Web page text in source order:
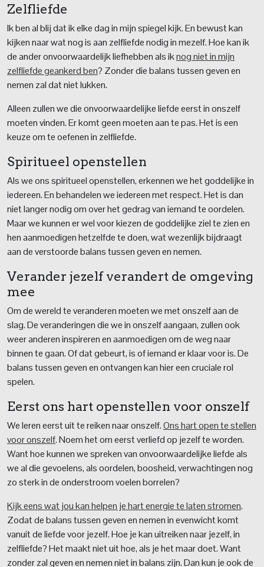
Zelfliefde
Ik ben al blij dat ik elke dag in mijn spiegel kijk. En bewust kan
kijken naar wat nog is aan zelfliefde nodig in mezelf. Hoe kan ik
de ander onvoorwaardelijk liefhebben als iknog niet in mijn
zelfliefde geankerd ben? Zonder die balans tussen geven en
nemen zal dat niet lukken.
Alleen zullen we die onvoorwaardelijke liefde eerst in onszelf
moeten vinden. Er komt geen moeten aan te pas. Het is een
keuze om te oefenen in zelfliefde.
Spiritueel openstellen
Als we ons spiritueel openstellen, erkennen we het goddelijke in
iedereen. En behandelen we iedereen met respect. Het is dan
niet langer nodig om over het gedrag van iemand te oordelen.
Maar we kunnen er wel voor kiezen de goddelijke ziel te zien en
hen aanmoedigen hetzelfde te doen, wat wezenlijk bijdraagt
aan de verstoorde balans tussen geven en nemen.
Verander jezelf verandert de omgeving
mee
Om de wereld te veranderen moeten we met onszelf aan de
slag. De veranderingen die we in onszelf aangaan, zullen ook
weer anderen inspireren en aanmoedigen om de weg naar
binnen te gaan. Of dat gebeurt, is of iemand er klaar voor is. De
balans tussen geven en ontvangen kan hier een cruciale rol
spelen.
Eerst ons hart openstellen voor onszelf
We leren eerst uit te reiken naar onszelf.Ons hart open te stellen
voor onszelf. Noem het om eerst verliefd op jezelf te worden.
Want hoe kunnen we spreken van onvoorwaardelijke liefde als
we al die gevoelens, als oordelen, boosheid, verwachtingen nog
zo sterk in de onderstroom voelen borrelen?
Kijk eens wat jou kan helpen je hart energie te laten stromen.
Zodat de balans tussen geven en nemen in evenwicht komt
vanuit de liefde voor jezelf. Hoe je kan uitreiken naar jezelf, in
zelfliefde? Het maakt niet uit hoe, als je het maar doet. Want
zonder zal geven en nemen niet in balans zijn. Dan kun je ook de